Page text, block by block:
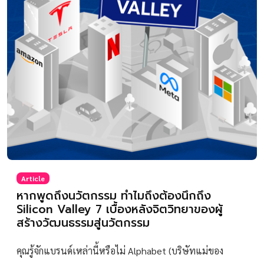
Article
หากพูดถึงนวัตกรรม ทำไมถึงต้องนึกถึง
Silicon Valley 7 เบื้องหลังจิตวิทยาของผู้
สร้างวัฒนธรรมสู่นวัตกรรม
คุณรู้จักแบรนด์เหล่านี้หรือไม่ Alphabet (บริษัทแม่ของ